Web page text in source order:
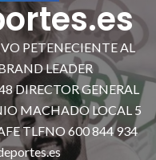
PETENECIENTE AL
LEADER
DIRECTOR GENERAL
MACHADO LOCAL 5
TLFNO 600 844 934